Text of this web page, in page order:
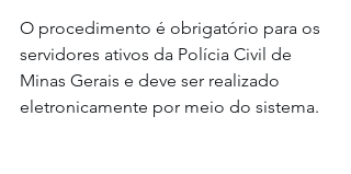
O procedimento é obrigatório para os
servidores ativos da Polícia Civil de
Minas Gerais e deve ser realizado
eletronicamente por meio do sistema.